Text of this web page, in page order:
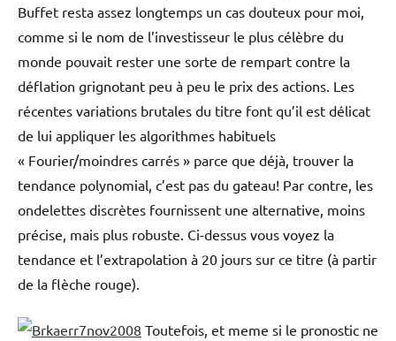
Buffet resta assez longtemps un cas douteux pour moi,
comme si le nom de l’investisseur le plus célèbre du
monde pouvait rester une sorte de rempart contre la
déflation grignotant peu à peu le prix des actions. Les
récentes variations brutales du titre font qu’il est délicat
de lui appliquer les algorithmes habituels
« Fourier/moindres carrés » parce que déjà, trouver la
tendance polynomial, c’est pas du gateau! Par contre, les
ondelettes discrètes fournissent une alternative, moins
précise, mais plus robuste. Ci-dessus vous voyez la
tendance et l’extrapolation à 20 jours sur ce titre (à partir
de la flèche rouge).
Toutefois, et meme si le pronostic ne